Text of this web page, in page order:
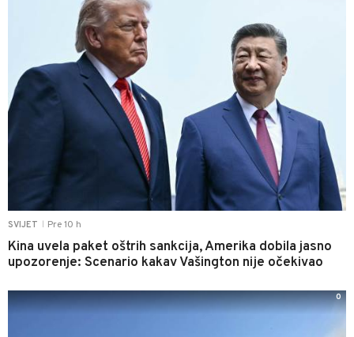
SVIJET Pre 10 h
Kina uvela paket oštrih sankcija, Amerika dobila jasno
upozorenje: Scenario kakav Vašington nije očekivao
0